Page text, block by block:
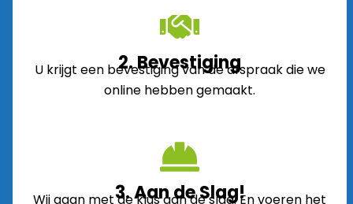
2. Bevestiging
U krijgt een bevestiging van de afspraak die we
online hebben gemaakt.
3. Aan de Slag!
Wij gaan met de klus aan de slag. En voeren het